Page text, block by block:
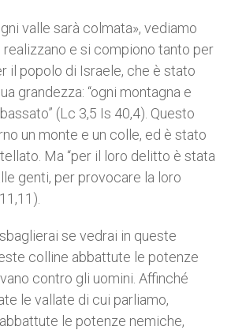
valle sarà colmata», vediamo
realizzano e si compiono tanto per
il popolo di Israele, che è stato
grandezza: “ogni montagna e
(Lc 3,5 Is 40,4). Questo
un monte e un colle, ed è stato
Ma “per il loro delitto è stata
genti, per provocare la loro
se vedrai in queste
colline abbattute le potenze
contro gli uomini. Affinché
le vallate di cui parliamo,
le potenze nemiche,